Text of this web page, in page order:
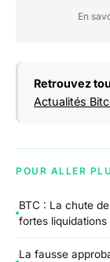
En
Retrouvez
Actualités
POUR ALLER
BTC : La chute
fortes liquidations
La fausse